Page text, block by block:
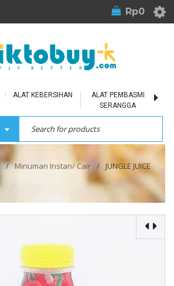
Rp0
ALAT KEBERSIHAN
ALAT PEMBASMI
SERANGGA
/ Minuman Instan/ Cair / JUNGLE JUICE